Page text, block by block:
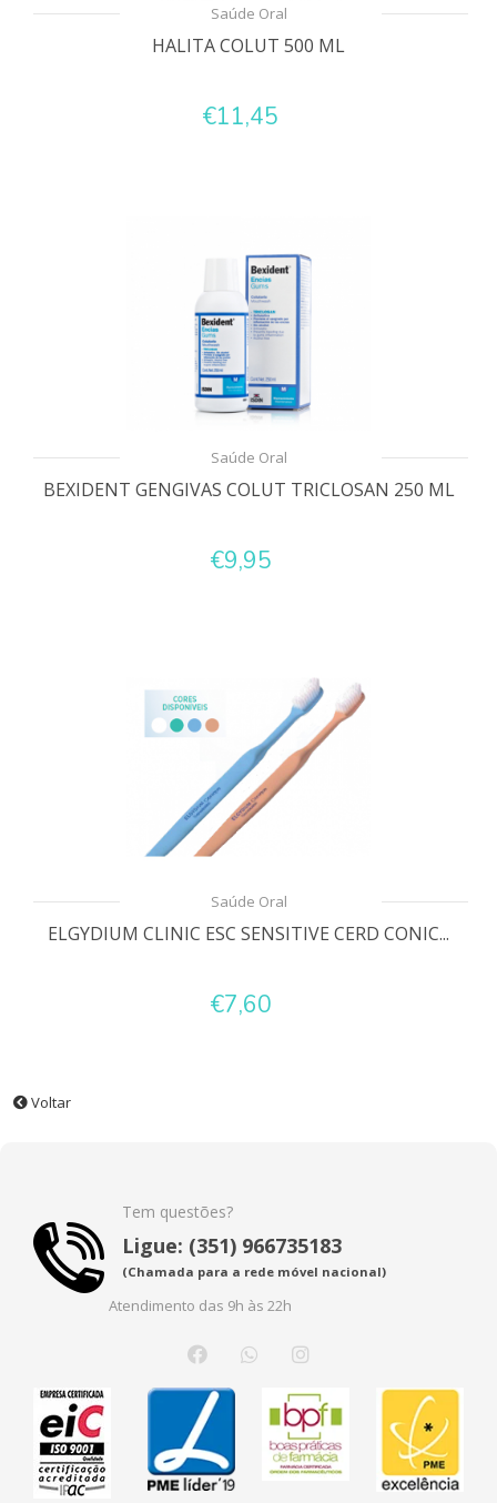
Saúde Oral
HALITA COLUT 500 ML
€11,45
Saúde Oral
BEXIDENT GENGIVAS COLUT TRICLOSAN 250 ML
€9,95
Saúde Oral
ELGYDIUM CLINIC ESC SENSITIVE CERD CONIC...
€7,60
Voltar
Tem questões?
Ligue: (351) 966735183
(Chamada para a rede móvel nacional)
Atendimento das 9h às 22h